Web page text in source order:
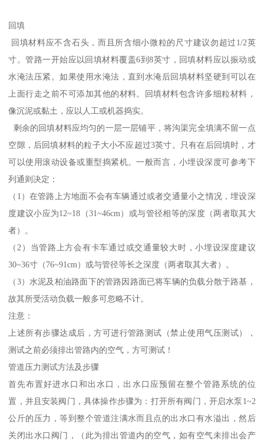
回填
回填材料应不含石头，而且所含细小微粒的尺寸建议勿超过1/2英
寸。管路一开始应以回填材料覆盖6到8英寸，回填材料应以振动或
水淹法压紧。如果使用水淹法，直到水淹后回填材料坚硬到可以在
上面行走之前不可添加其他的材料。回填材料包含许多细粒材料，
像沉泥或黏土，应以人工或机器捣实。
剩余的回填材料应均匀的一层一层铺平，将沟渠完全填满不留一点
空隙，后回填材料的粒子大小不应超过3英寸。只有在后回填时，才
可以使用滚动设备或重型捣紧机。一般而言，小埋设深度可参考下
列通则决定：
（1）在管路上方地面不会有车辆通过或者交通量小之情况，埋设深
度建议小应为12~18（31~46cm）或与管径相等的深度（两者取其大
者）。
（2）当管路上方会有卡车通过或交通量较大时，小埋设深度建议
30~36寸（76~91cm）或与管径等长之深度（两者取其大者）。
（3）水泥及柏油路面下的管路因路面已将车辆的负载分散于路基，
故其所受活动负载一般多可忽略不计。
注意：
上述所有步骤达成后，方可进行管路测试（禁止使用气压测试），
测试之前必须排出管路内的空气，方可测试！
管道压力测试方法及步骤
首先布置好进水口和出水口，出水口应预留在整个管路系统的位
置，并且安装阀门，具体操作步骤为：打开所有阀门，开启水泵1~2
公斤的压力，等到整个管道注满水而且点的出水口有水溢出，然后
关闭出水口阀门，（此为排出管道内的空气，如有空气未排出会产